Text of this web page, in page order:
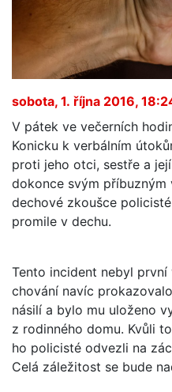
sobota, 1. října 2016,
V pátek ve večerních
Konicku k verbálním
proti jeho otci, sestře a
dokonce svým
dechové zkoušce
promile v dechu.
Tento incident nebyl
chování navíc
násilí a bylo mu uloženo
z rodinného domu. Kvůli
ho policisté odvezli na
Celá záležitost se bude